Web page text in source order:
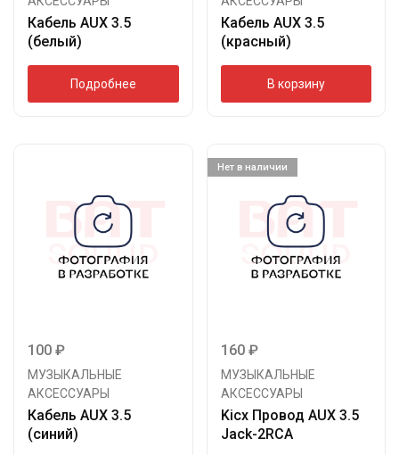
Кабель AUX 3.5
(белый)
Подробнее
Кабель AUX 3.5
(красный)
В корзину
100 ₽
МУЗЫКАЛЬНЫЕ
АКСЕССУАРЫ
Кабель AUX 3.5
(синий)
Нет в наличии
160 ₽
МУЗЫКАЛЬНЫЕ
АКСЕССУАРЫ
Kicx Провод AUX 3.5
Jack-2RCA